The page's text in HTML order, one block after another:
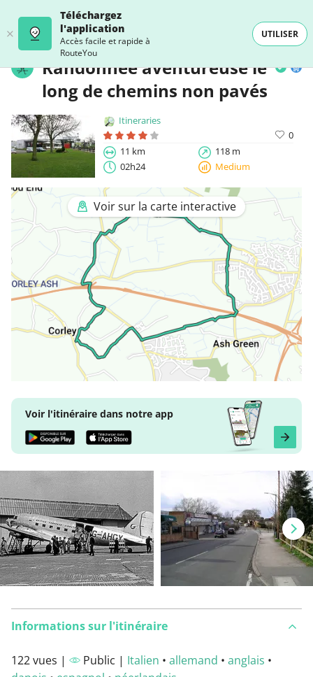
Téléchargez
l'application
Accès facile et rapide à
RouteYou
UTILISER
Randonnée aventureuse le
long de chemins non pavés
Itineraries
0
11 km
118 m
02h24
Medium
Voir sur la carte interactive
Voir l'itinéraire dans notre app
Informations sur l'itinéraire
122 vues | Public | Italien • allemand • anglais •